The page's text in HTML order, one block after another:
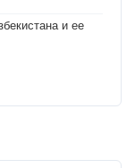
и ее